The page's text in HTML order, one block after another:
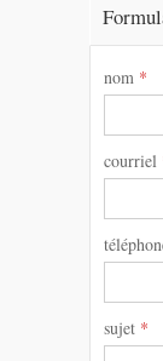
nom *
courriel
sujet *